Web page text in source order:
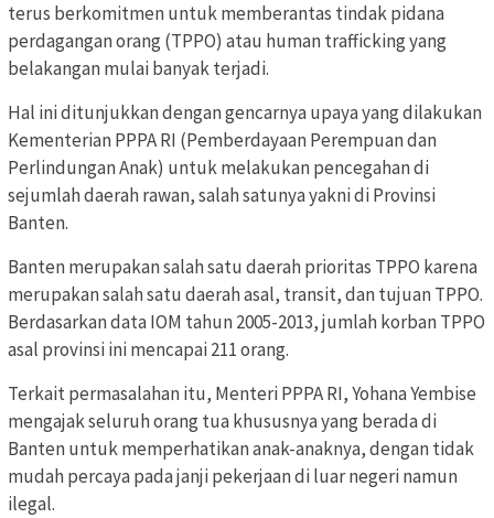
terus berkomitmen untuk memberantas tindak pidana
perdagangan orang (TPPO) atau human trafficking yang
belakangan mulai banyak terjadi.
Hal ini ditunjukkan dengan gencarnya upaya yang dilakukan
Kementerian PPPA RI (Pemberdayaan Perempuan dan
Perlindungan Anak) untuk melakukan pencegahan di
sejumlah daerah rawan, salah satunya yakni di Provinsi
Banten.
Banten merupakan salah satu daerah prioritas TPPO karena
merupakan salah satu daerah asal, transit, dan tujuan TPPO.
Berdasarkan data IOM tahun 2005-2013, jumlah korban TPPO
asal provinsi ini mencapai 211 orang.
Terkait permasalahan itu, Menteri PPPA RI, Yohana Yembise
mengajak seluruh orang tua khususnya yang berada di
Banten untuk memperhatikan anak-anaknya, dengan tidak
mudah percaya pada janji pekerjaan di luar negeri namun
ilegal.